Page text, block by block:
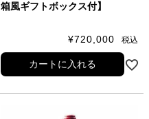
箱風ギフトボックス付】
¥720,000 税込
カートに入れる